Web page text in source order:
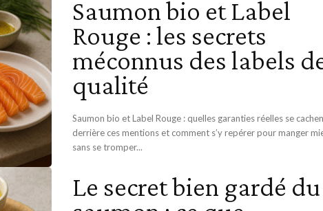
Saumon bio et Label
Rouge : les secrets
méconnus des labels
qualité
Saumon bio et Label Rouge : quelles garanties réelles se
derrière ces mentions et comment s’y repérer pour manger
sans se tromper...
Le secret bien gardé du